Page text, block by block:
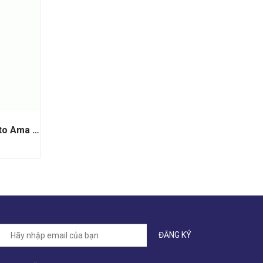
Rượu Vang Argentina Trivento Ama Sur Malbec Syrah